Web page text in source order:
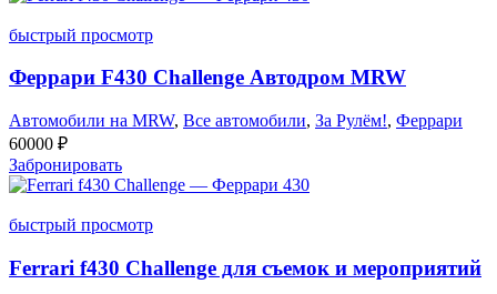
быстрый просмотр
Феррари F430 Challenge Автодром MRW
Автомобили на MRW, Все автомобили, За Рулём!, Феррари
60000 ₽
Забронировать
быстрый просмотр
Ferrari f430 Challenge для съемок и мероприятий